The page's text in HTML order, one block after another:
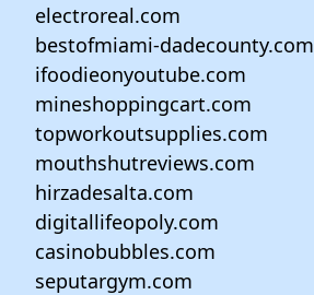
electroreal.com
bestofmiami-dadecounty.com
ifoodieonyoutube.com
mineshoppingcart.com
topworkoutsupplies.com
mouthshutreviews.com
hirzadesalta.com
digitallifeopoly.com
casinobubbles.com
seputargym.com